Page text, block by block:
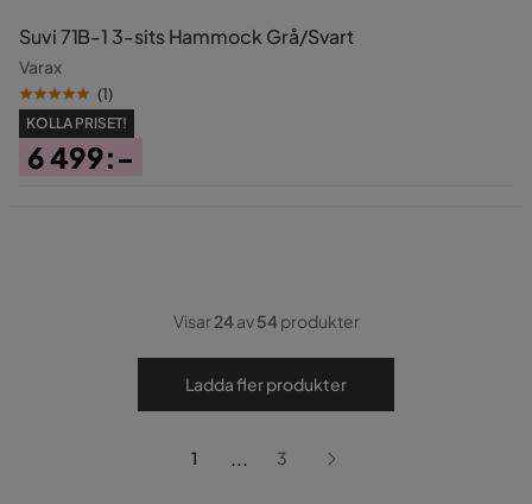
Suvi 71B-1 3-sits Hammock Grå/Svart
Varax
(1)
KOLLA PRISET!
6 499:-
Visar24av54produkter
Ladda fler produkter
1 ... 3